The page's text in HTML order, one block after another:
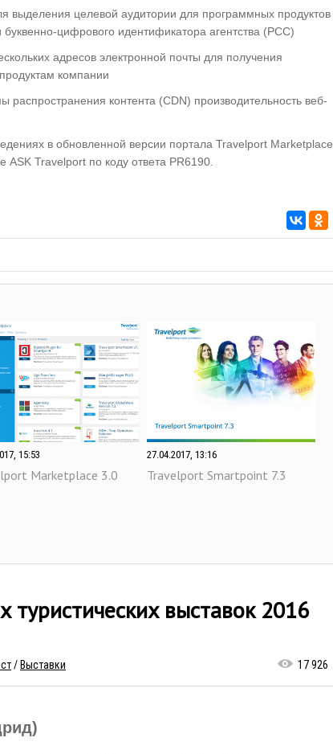
выделения целевой аудитории для программных продуктов
цифрового идентификатора агентства (PCC)
адресов электронной почты для получения
компании
распространения контента (CDN) производительность веб-
в обновленной версии портала Travelport Marketplace
Travelport по коду ответа PR6190.
15:53
Marketplace 3.0
27.04.2017, 13:16
Travelport Smartpoint 7.3
Travelport
новую версию
выставок 2016
/ Выставки 17 926